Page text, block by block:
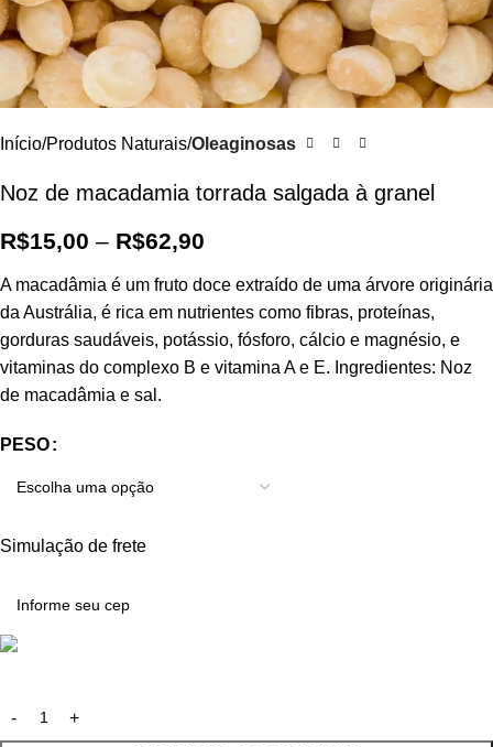
Início Produtos Naturais Oleaginosas
Noz de macadamia torrada salgada à granel
R$15,00 – R$62,90
A macadâmia é um fruto doce extraído de uma árvore originária
da Austrália, é rica em nutrientes como fibras, proteínas,
gorduras saudáveis, potássio, fósforo, cálcio e magnésio, e
vitaminas do complexo B e vitamina A e E. Ingredientes: Noz
de macadâmia e sal.
PESO
Simulação de frete